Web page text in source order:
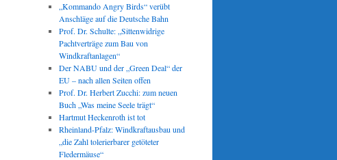
„Kommando Angry Birds“ verübt
Anschläge auf die Deutsche Bahn
Prof. Dr. Schulte: „Sittenwidrige
Pachtverträge zum Bau von
Windkraftanlagen“
Der NABU und der „Green Deal“ der
EU – nach allen Seiten offen
Prof. Dr. Herbert Zucchi: zum neuen
Buch „Was meine Seele trägt“
Hartmut Heckenroth ist tot
Rheinland-Pfalz: Windkraftausbau und
„die Zahl tolerierbarer getöteter
Fledermäuse“